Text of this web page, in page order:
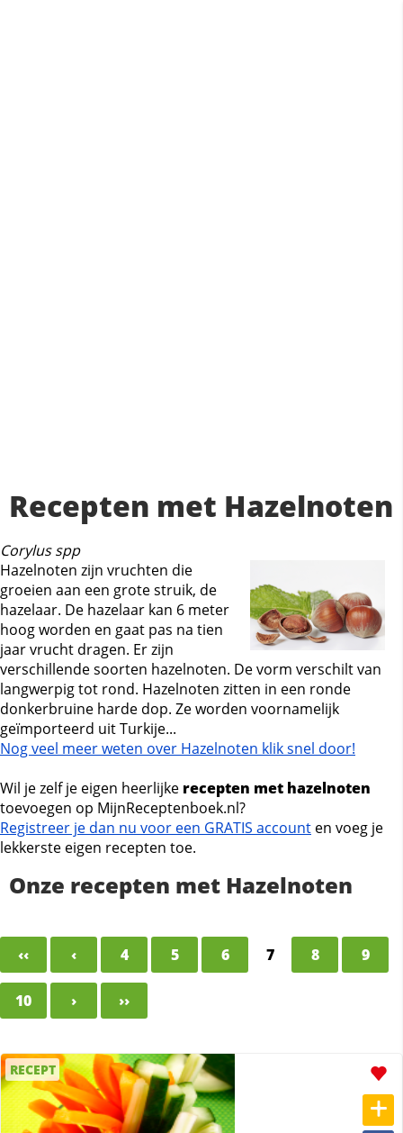
Recepten met Hazelnoten
Corylus spp
Hazelnoten zijn vruchten die
groeien aan een grote struik, de
hazelaar. De hazelaar kan 6 meter
hoog worden en gaat pas na tien
jaar vrucht dragen. Er zijn
verschillende soorten hazelnoten. De vorm verschilt van
langwerpig tot rond. Hazelnoten zitten in een ronde
donkerbruine harde dop. Ze worden voornamelijk
geïmporteerd uit Turkije...
Nog veel meer weten over Hazelnoten klik snel door!
Wil je zelf je eigen heerlijke recepten met hazelnoten
toevoegen op MijnReceptenboek.nl?
Registreer je dan nu voor een GRATIS account en voeg je
lekkerste eigen recepten toe.
Onze recepten met Hazelnoten
‹‹ ‹ 4 5 6 7 8 9
10 › ››
RECEPT